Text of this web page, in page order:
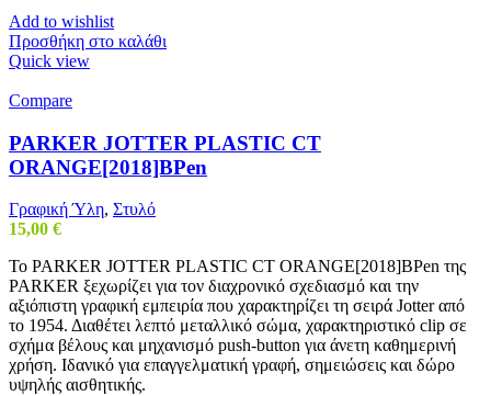
Add to wishlist
Προσθήκη στο καλάθι
Quick view
Compare
PARKER JOTTER PLASTIC CT
ORANGE[2018]BPen
Γραφική Ύλη, Στυλό
15,00 €
Το PARKER JOTTER PLASTIC CT ORANGE[2018]BPen της
PARKER ξεχωρίζει για τον διαχρονικό σχεδιασμό και την
αξιόπιστη γραφική εμπειρία που χαρακτηρίζει τη σειρά Jotter από
το 1954. Διαθέτει λεπτό μεταλλικό σώμα, χαρακτηριστικό clip σε
σχήμα βέλους και μηχανισμό push-button για άνετη καθημερινή
χρήση. Ιδανικό για επαγγελματική γραφή, σημειώσεις και δώρο
υψηλής αισθητικής.